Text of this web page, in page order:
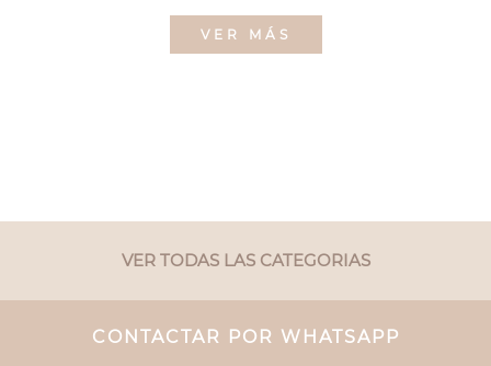
VER MÁS
VER TODAS LAS CATEGORIAS
CONTACTAR POR WHATSAPP